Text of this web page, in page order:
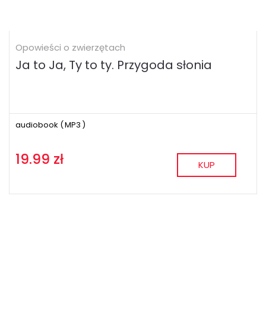
Opowieści o zwierzętach
Ja to Ja, Ty to ty. Przygoda słonia
audiobook (MP3 )
19.99 zł KUP